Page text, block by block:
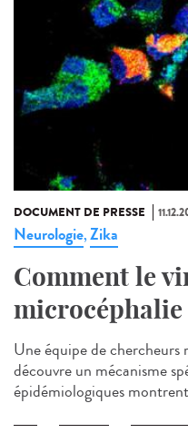
DOCUMENT DE PRESSE
Neurologie,Zika
Comment le
Une équipe de chercheurs
découvre un mécanisme
épidémiologiques